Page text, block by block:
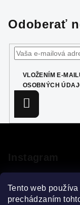
Tento web
prechádzaním
Odoberať
VLOŽENÍM E-
OSOBNÝCH
ä